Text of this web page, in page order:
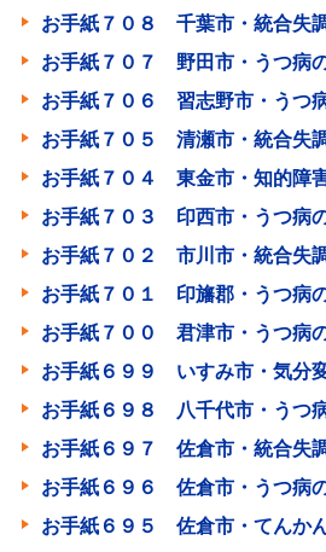
お手紙７０８ 千葉市・統合失
お手紙７０７ 野田市・うつ病
お手紙７０６ 習志野市・うつ
お手紙７０５ 清瀬市・統合失
お手紙７０４ 東金市・知的障
お手紙７０３ 印西市・うつ病
お手紙７０２ 市川市・統合失
お手紙７０１ 印旛郡・うつ病
お手紙７００ 君津市・うつ病
お手紙６９９ いすみ市・気分
お手紙６９８ 八千代市・うつ
お手紙６９７ 佐倉市・統合失
お手紙６９６ 佐倉市・うつ病
お手紙６９５ 佐倉市・てんか